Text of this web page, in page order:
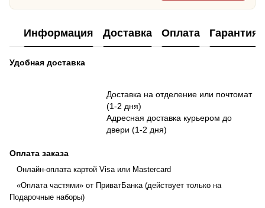
Информация Доставка Оплата Гарантия
Удобная доставка
Доставка на отделение или почтомат
(1-2 дня)
Адресная доставка курьером до
двери (1-2 дня)
Оплата заказа
Онлайн-оплата картой Visa или Mastercard
«Оплата частями» от ПриватБанка (действует только на
Подарочные наборы)